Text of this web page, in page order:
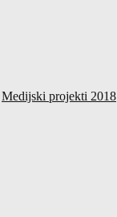
Medijski projekti 2018